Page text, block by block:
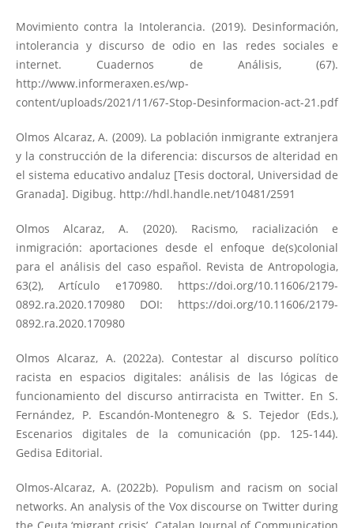
Movimiento contra la Intolerancia. (2019). Desinformación,
intolerancia y discurso de odio en las redes sociales e
internet. Cuadernos de Análisis, (67).
http://www.informeraxen.es/wp-
content/uploads/2021/11/67-Stop-Desinformacion-act-21.pdf
Olmos Alcaraz, A. (2009). La población inmigrante extranjera
y la construcción de la diferencia: discursos de alteridad en
el sistema educativo andaluz [Tesis doctoral, Universidad de
Granada]. Digibug. http://hdl.handle.net/10481/2591
Olmos Alcaraz, A. (2020). Racismo, racialización e
inmigración: aportaciones desde el enfoque de(s)colonial
para el análisis del caso español. Revista de Antropologia,
63(2), Artículo e170980. https://doi.org/10.11606/2179-
0892.ra.2020.170980DOI: https://doi.org/10.11606/2179-
0892.ra.2020.170980
Olmos Alcaraz, A. (2022a). Contestar al discurso político
racista en espacios digitales: análisis de las lógicas de
funcionamiento del discurso antirracista en Twitter. En S.
Fernández, P. Escandón-Montenegro & S. Tejedor (Eds.),
Escenarios digitales de la comunicación (pp. 125-144).
Gedisa Editorial.
Olmos-Alcaraz, A. (2022b). Populism and racism on social
networks. An analysis of the Vox discourse on Twitter during
the Ceuta ‘migrant crisis’. Catalan Journal of Communication